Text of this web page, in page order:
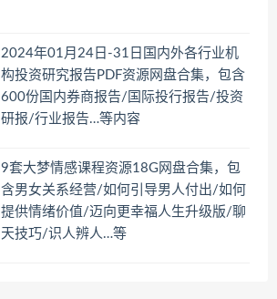
2024年01月24日-31日国内外各行业机
构投资研究报告PDF资源网盘合集，包含
600份国内券商报告/国际投行报告/投资
研报/行业报告…等内容
9套大梦情感课程资源18G网盘合集，包
含男女关系经营/如何引导男人付出/如何
提供情绪价值/迈向更幸福人生升级版/聊
天技巧/识人辨人…等